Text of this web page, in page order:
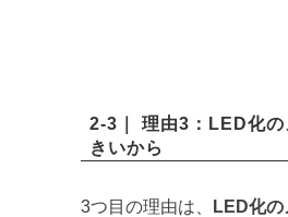
2-3｜ 理由3：LED化の
きいから
3つ目の理由は、
LED化の